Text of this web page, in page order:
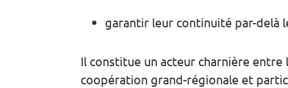
garantir leur continuité par-delà
Il constitue un acteur charnière
coopération grand-régionale et